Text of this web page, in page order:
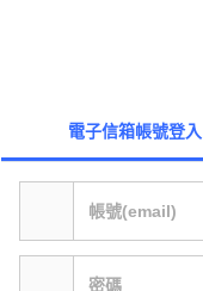
電子信箱帳號登入